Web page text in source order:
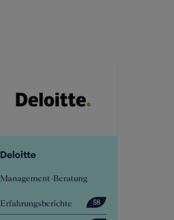
Deloitte
Management-Beratung
Erfahrungsberichte 58